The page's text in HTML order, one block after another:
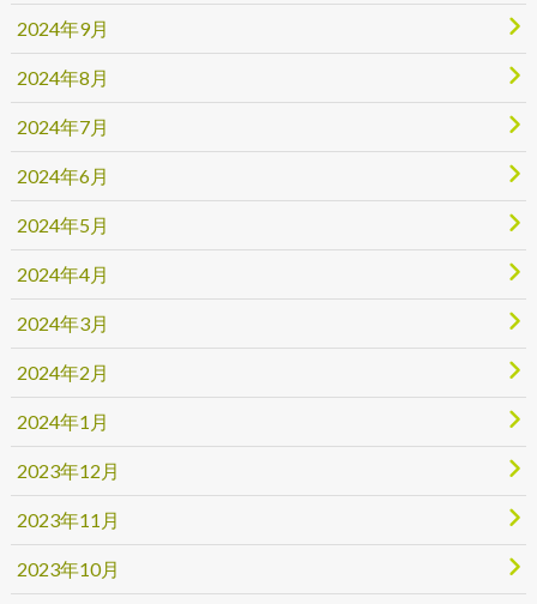
2024年9月
2024年8月
2024年7月
2024年6月
2024年5月
2024年4月
2024年3月
2024年2月
2024年1月
2023年12月
2023年11月
2023年10月